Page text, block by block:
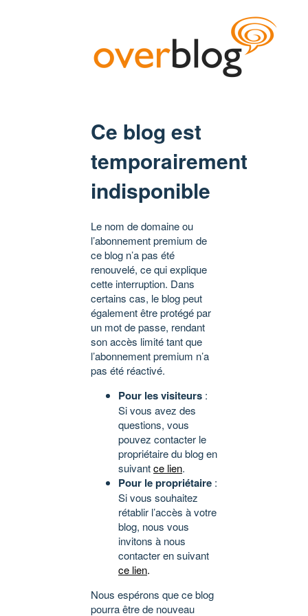
Ce blog est
temporairement
indisponible
Le nom de domaine ou
l’abonnement premium de
ce blog n’a pas été
renouvelé, ce qui explique
cette interruption. Dans
certains cas, le blog peut
également être protégé par
un mot de passe, rendant
son accès limité tant que
l’abonnement premium n’a
pas été réactivé.
Pour les visiteurs :
Si vous avez des
questions, vous
pouvez contacter le
propriétaire du blog en
suivantce lien.
Pour le propriétaire :
Si vous souhaitez
rétablir l’accès à votre
blog, nous vous
invitons à nous
contacter en suivant
ce lien.
Nous espérons que ce blog
pourra être de nouveau